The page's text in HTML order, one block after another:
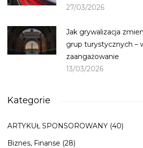
27/03/2026
Jak grywalizacja
grup turystycznych –
zaangażowanie
13/03/2026
Kategorie
ARTYKUŁ SPONSOROWANY (40)
Biznes, Finanse (28)